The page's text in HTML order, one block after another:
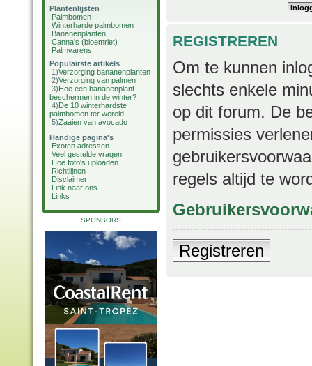
Plantenlijsten
Palmbomen
Winterharde palmbomen
Bananenplanten
Canna's (bloemriet)
Palmvarens
Populairste artikels
1)Verzorging bananenplanten
2)Verzorging van palmen
3)Hoe een bananenplant
beschermen in de winter?
4)De 10 winterhardste
palmbomen ter wereld
5)Zaaien van avocado
Handige pagina's
Exoten adressen
Veel gestelde vragen
Hoe foto's uploaden
Richtlijnen
Disclaimer
Link naar ons
Links
SPONSORS
REGISTREREN
Om te kunnen
slechts enkele
op dit forum. De
permissies
regels altijd te
Registreren